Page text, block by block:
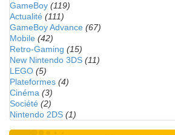
GameBoy (119)
Actualité (111)
GameBoy Advance (67)
Mobile (42)
Retro-Gaming (15)
New Nintendo 3DS (11)
LEGO (5)
Plateformes (4)
Cinéma (3)
Société (2)
Nintendo 2DS (1)